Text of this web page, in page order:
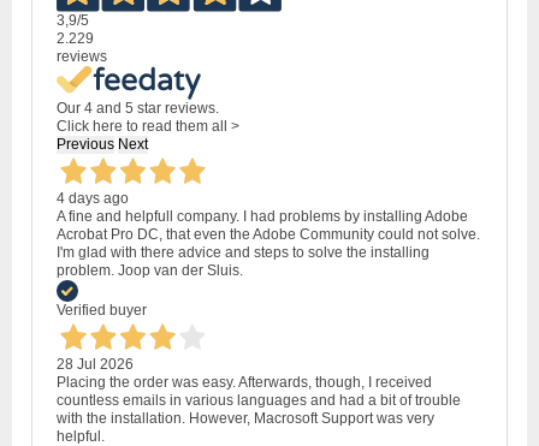
3,9/5
2.229
reviews
Our 4 and 5 star reviews.
Click here to read them all >
Previous Next
4 days ago
A fine and helpfull company. I had problems by installing Adobe
Acrobat Pro DC, that even the Adobe Community could not solve.
I'm glad with there advice and steps to solve the installing
problem. Joop van der Sluis.
Verified buyer
28 Jul 2026
Placing the order was easy. Afterwards, though, I received
countless emails in various languages and had a bit of trouble
with the installation. However, Macrosoft Support was very
helpful.